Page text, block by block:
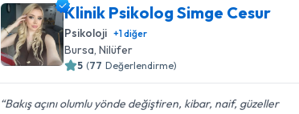
Klinik Psikolog Simge Cesur
Psikoloji +1diğer
Bursa , Nilüfer
5 (77 Değerlendirme)
Bakış açını olumlu yönde değiştiren, kibar, naif, güzeller